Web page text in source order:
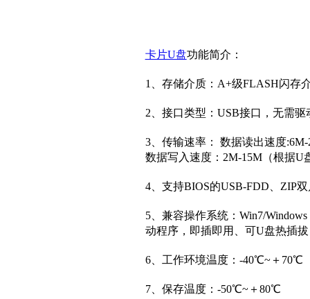
卡片U盘功能简介：
1、存储介质：A+级FLASH闪存
2、接口类型：USB接口，无需
3、传输速率： 数据读出速度
数据写入速度：2M-15M（根据U
4、支持BIOS的USB-FDD、ZIP
5、兼容操作系统：Win7/
动程序，即插即用、可U盘热插
6、工作环境温度：-40℃~＋70℃
7、保存温度：-50℃~＋80℃